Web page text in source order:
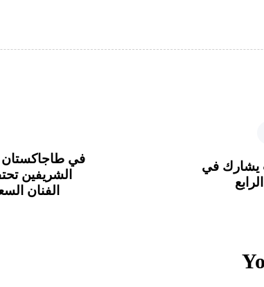
يشارك في
في طاجاكستان
الشريفين
الفنان